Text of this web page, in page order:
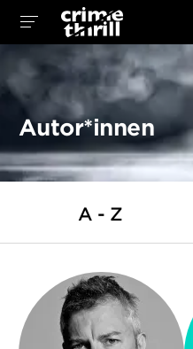
Autor*innen
A - Z